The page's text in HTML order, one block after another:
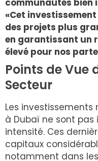
communautés bien
«Cet
des projets plus
en garantissant un
élevé pour nos
Points de Vue
Secteur
Les investissements
à Dubaï ne sont
intensité. Ces
capitaux
notamment dans